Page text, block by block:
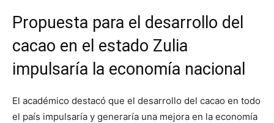
Propuesta para el desarrollo del
cacao en el estado Zulia
impulsaría la economía nacional
El académico destacó que el desarrollo del cacao en todo
el país impulsaría y generaría una mejora en la economía